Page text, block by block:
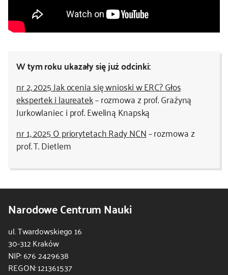
W tym roku ukazały się już odcinki:
nr 2, 2025 Jak ocenia się wnioski w ERC? Głos
ekspertek i laureatek– rozmowa z prof. Grażyną
Jurkowlaniec i prof. Eweliną Knapską
nr 1, 2025 O priorytetach Rady NCN– rozmowa z
prof. T. Dietlem
Narodowe Centrum Nauki
ul. Twardowskiego 16
30-312 Kraków
NIP: 676 2429638
REGON: 121361537